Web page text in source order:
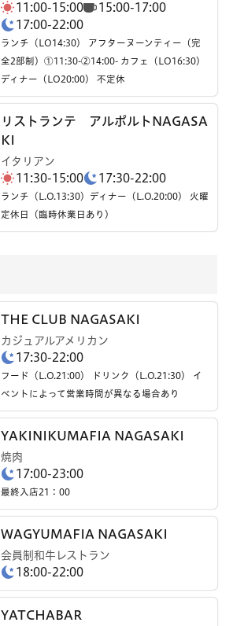
11:00-15:00
15:00-17:00
17:00-22:00
ランチ（LO14:30） アフターヌーンティー（完
全2部制）①11:30-②14:00- カフェ（LO16:30）
ディナー（LO20:00） 不定休
リストランテ アルポルトNAGASA
KI
イタリアン
11:30-15:00 17:30-22:00
ランチ（L.O.13:30）ディナー（L.O.20:00） 火曜
定休日（臨時休業日あり）
THE CLUB NAGASAKI
カジュアルアメリカン
17:30-22:00
フード（L.O.21:00） ドリンク（L.O.21:30） イ
ベントによって営業時間が異なる場合あり
YAKINIKUMAFIA NAGASAKI
焼肉
17:00-23:00
最終入店21：00
WAGYUMAFIA NAGASAKI
会員制和牛レストラン
18:00-22:00
YATCHABAR